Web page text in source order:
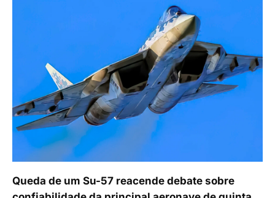
Queda de um Su-57 reacende debate sobre